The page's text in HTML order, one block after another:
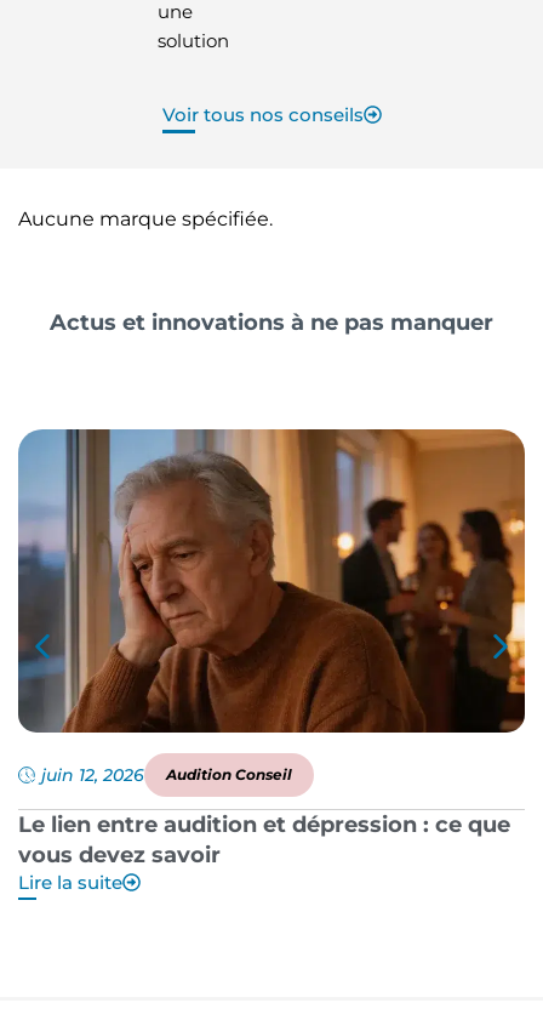
une
solution
Voir tous nos conseils
Aucune marque spécifiée.
Actus et innovations à ne pas manquer
juin 12, 2026 Audition Conseil
Le lien entre audition et dépression : ce que
vous devez savoir
Lire la suite